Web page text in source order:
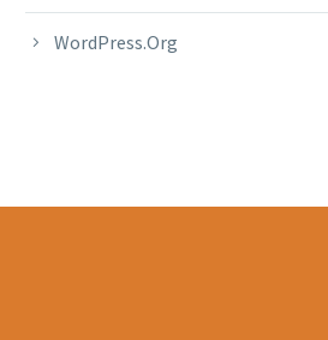
WordPress.org